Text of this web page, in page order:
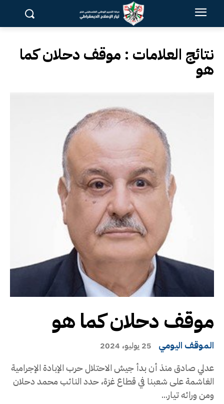
نتائج العلامات : موقف دحلان كما
هو
موقف دحلان كما هو
الموقف اليومي 25 يوليو، 2024
عدلي صادق منذ أن بدأ جيش الاحتلال حرب الإبادة الإجرامية
الغاشمة على شعبنا في قطاع غزة، حدد النائب محمد دحلان
ومن ورائه تيار...